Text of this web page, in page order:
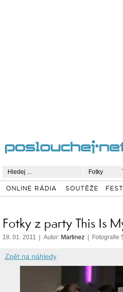
Fotky
ONLINE RÁDIA SOUTĚŽE
Fotky z party This Is
18. 01. 2011 | Autor: Martinez | Fotografie
Zpět na náhledy